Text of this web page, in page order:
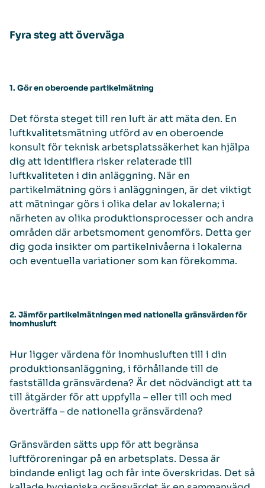
Fyra steg att överväga
1. Gör en oberoende partikelmätning
Det första steget till ren luft är att mäta den. En
luftkvalitetsmätning utförd av en oberoende
konsult för teknisk arbetsplatssäkerhet kan hjälpa
dig att identifiera risker relaterade till
luftkvaliteten i din anläggning. När en
partikelmätning görs i anläggningen, är det viktigt
att mätningar görs i olika delar av lokalerna; i
närheten av olika produktionsprocesser och andra
områden där arbetsmoment genomförs. Detta ger
dig goda insikter om partikelnivåerna i lokalerna
och eventuella variationer som kan förekomma.
2. Jämför partikelmätningen med nationella gränsvärden för
inomhusluft
Hur ligger värdena för inomhusluften till i din
produktionsanläggning, i förhållande till de
fastställda gränsvärdena? Är det nödvändigt att ta
till åtgärder för att uppfylla – eller till och med
överträffa – de nationella gränsvärdena?
Gränsvärden sätts upp för att begränsa
luftföroreningar på en arbetsplats. Dessa är
bindande enligt lag och får inte överskridas. Det så